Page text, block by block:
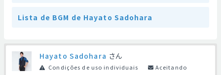
Lista de BGM de Hayato Sadohara
Hayato Sadohara さん
Condições de uso individuais Aceitando